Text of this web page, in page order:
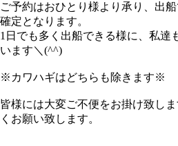
ご予約はおひとり様より承り、出
確定となります。
1日でも多く出船できる様に、私達
います＼(^^)
※カワハギはどちらも除きます※
皆様には大変ご不便をお掛け致し
くお願い致します。